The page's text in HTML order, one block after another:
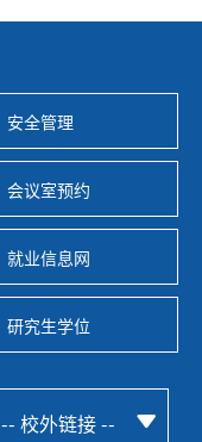
安全管理
会议室预约
就业信息网
研究生学位
-- 校外链接 --